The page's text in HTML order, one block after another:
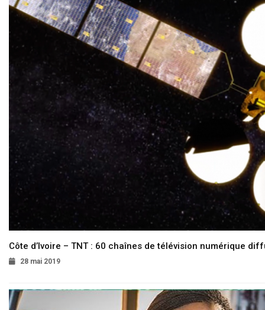
Côte d’Ivoire – TNT : 60 chaînes de télévision numérique
28 mai 2019